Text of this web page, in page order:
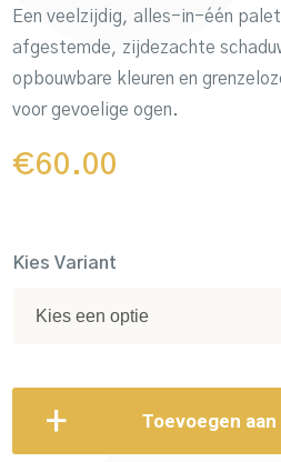
Een veelzijdig, alles-in-één
afgestemde, zijdezachte
opbouwbare kleuren en
voor gevoelige ogen.
€60.00
Kies Variant
Toevoegen